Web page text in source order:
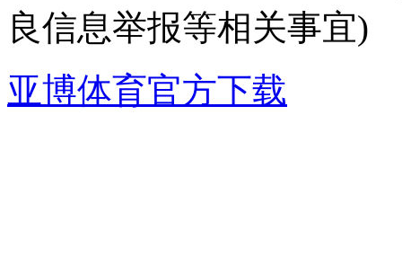
良信息举报等相关事宜)
亚博体育官方下载